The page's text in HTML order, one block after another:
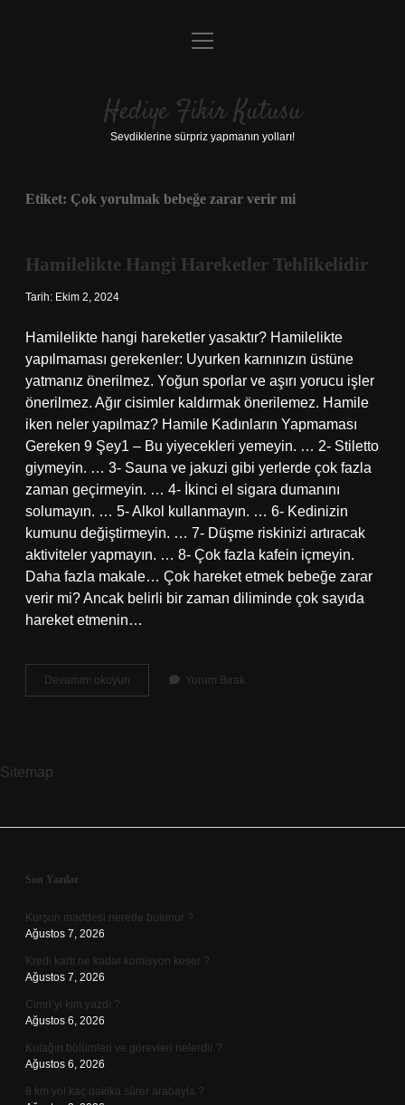
Anasayfa
Yasal Uyarı
menüyü
Hediye Fikir Kutusu
Sevdiklerine sürpriz yapmanın yolları!
Etiket: Çok yorulmak bebeğe zarar verir mi
Hamilelikte Hangi Hareketler Tehlikelidir
Tarih: Ekim 2, 2024
Hamilelikte hangi hareketler yasaktır? Hamilelikte
yapılmaması gerekenler: Uyurken karnınızın üstüne
yatmanız önerilmez. Yoğun sporlar ve aşırı yorucu işler
önerilmez. Ağır cisimler kaldırmak önerilemez. Hamile
iken neler yapılmaz? Hamile Kadınların Yapmaması
Gereken 9 Şey1 – Bu yiyecekleri yemeyin. … 2- Stiletto
giymeyin. … 3- Sauna ve jakuzi gibi yerlerde çok fazla
zaman geçirmeyin. … 4- İkinci el sigara dumanını
solumayın. … 5- Alkol kullanmayın. … 6- Kedinizin
kumunu değiştirmeyin. … 7- Düşme riskinizi artıracak
aktiviteler yapmayın. … 8- Çok fazla kafein içmeyin.
Daha fazla makale… Çok hareket etmek bebeğe zarar
verir mi? Ancak belirli bir zaman diliminde çok sayıda
hareket etmenin…
Devamını okuyun Hamilelikte
Hangi
Yorum Bırak
Sitemap
Sidebar
Son Yazılar
Kurşun maddesi nerede bulunur ?
Ağustos 7, 2026
Kredi kartı ne kadar komisyon keser ?
Ağustos 7, 2026
Cimri’yi kim yazdı ?
Ağustos 6, 2026
Kulağın bölümleri ve görevleri nelerdir ?
Ağustos 6, 2026
8 km yol kaç dakika sürer arabayla ?